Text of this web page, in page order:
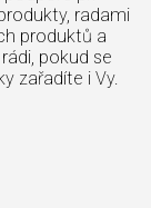
radami
produktů a
pokud se
zařadíte i Vy.